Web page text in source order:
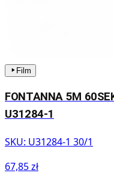
Film
FONTANNA 5M
U31284-1
SKU: U31284-1 30/1
67,85 zł